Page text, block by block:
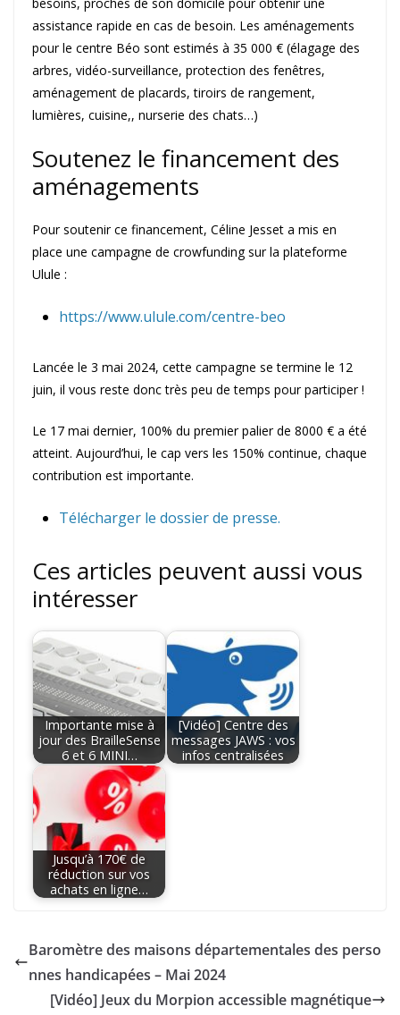
besoins, proches de son domicile pour obtenir une
assistance rapide en cas de besoin. Les aménagements
pour le centre Béo sont estimés à 35 000 € (élagage des
arbres, vidéo-surveillance, protection des fenêtres,
aménagement de placards, tiroirs de rangement,
lumières, cuisine,, nurserie des chats…)
Soutenez le financement des
aménagements
Pour soutenir ce financement, Céline Jesset a mis en
place une campagne de crowfunding sur la plateforme
Ulule :
https://www.ulule.com/centre-beo
Lancée le 3 mai 2024, cette campagne se termine le 12
juin, il vous reste donc très peu de temps pour participer !
Le 17 mai dernier, 100% du premier palier de 8000 € a été
atteint. Aujourd’hui, le cap vers les 150% continue, chaque
contribution est importante.
Télécharger le dossier de presse.
Ces articles peuvent aussi vous
intéresser
Importante mise à
jour des BrailleSense
6 et 6 MINI…
[Vidéo] Centre des
messages JAWS : vos
infos centralisées
Jusqu’à 170€ de
réduction sur vos
achats en ligne…
Baromètre des maisons départementales des perso
nnes handicapées – Mai 2024
[Vidéo] Jeux du Morpion accessible magnétique